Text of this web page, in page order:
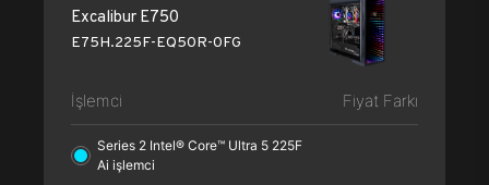
Excalibur E750
E75H.225F-EQ50R-0FG
İşlemci Fiyat Farkı
Series 2 Intel® Core™ Ultra 5 225F
Ai işlemci